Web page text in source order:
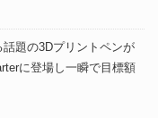
題の3Dプリントペンが
に登場し一瞬で目標額